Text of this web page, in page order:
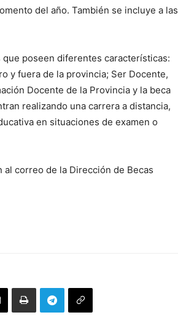
del año. También se incluye a las
poseen diferentes características:
y fuera de la provincia; Ser Docente,
Docente de la Provincia y la beca
realizando una carrera a distancia,
en situaciones de examen o
correo de la Dirección de Becas